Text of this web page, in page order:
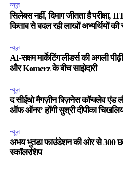
न्यूज़
सिलेबस नहीं, दिमाग जीतता है परीक्षा,
किताब से बदल रही लाखों अभ्यर्थियों की
न्यूज़
AI-सक्षम मार्केटिंग लीडर्स की अगली
और Komerz के बीच साझेदारी
न्यूज़
द सीईओ मैगज़ीन बिज़नेस कॉन्क्लेव एंड
ऑफ ऑनर’ होंगी सुश्री दीपीका
न्यूज़
अभय भुतडा फाउंडेशन की ओर से 300
स्कॉलरशिप